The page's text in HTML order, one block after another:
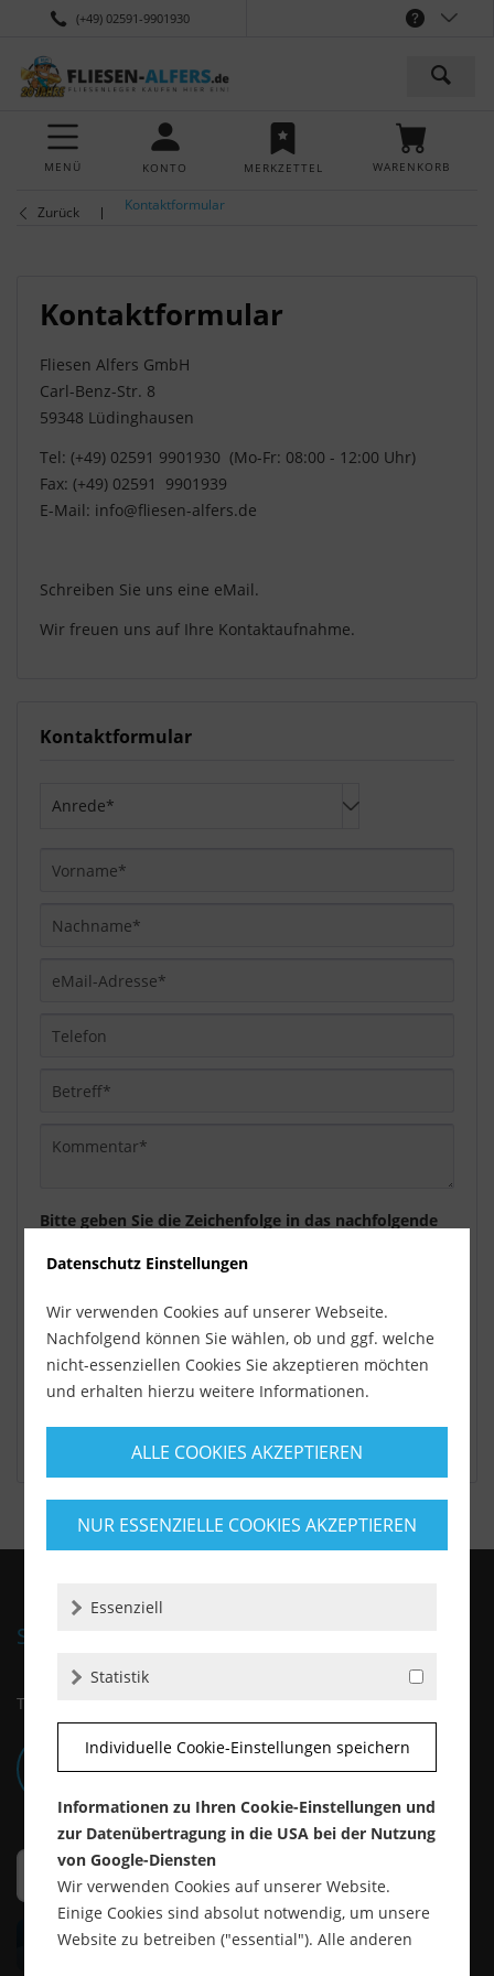
(+49) 02591-9901930
MENÜ KONTO MERKZETTEL WARENKORB
Zurück Kontaktformular
Kontaktformular
Fliesen Alfers GmbH
Carl-Benz-Str. 8
59348 Lüdinghausen
Tel: (+49) 02591 9901930 (Mo-Fr: 08:00 - 12:00 Uhr)
Fax: (+49) 02591 9901939
E-Mail: info@fliesen-alfers.de
Schreiben Sie uns eine eMail.
Wir freuen uns auf Ihre Kontaktaufnahme.
Kontaktformular
Bitte geben Sie die Zeichenfolge in das nachfolgende
Die mit einem * markierten Felder sind Pflichtfelder.
Ich habe dieDatenschutzbestimmungen zur
Kenntnis genommen.
SERVICE HOTLINE
Telefonische Unterstützung unter:
+49 (0)2591 9901930
Datenschutz Einstellungen
Wir verwenden Cookies auf unserer Webseite.
Nachfolgend können Sie wählen, ob und ggf. welche
nicht-essenziellen Cookies Sie akzeptieren möchten
und erhalten hierzu weitere Informationen.
ALLE COOKIES AKZEPTIEREN
NUR ESSENZIELLE COOKIES AKZEPTIEREN
Essenziell
Statistik
Individuelle Cookie-Einstellungen speichern
Informationen zu Ihren Cookie-Einstellungen und
zur Datenübertragung in die USA bei der Nutzung
von Google-Diensten
Wir verwenden Cookies auf unserer Website.
Einige Cookies sind absolut notwendig, um unsere
Website zu betreiben ("essential"). Alle anderen